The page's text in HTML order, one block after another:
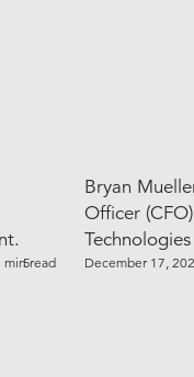
5
min read
Bryan
Officer
December 17,